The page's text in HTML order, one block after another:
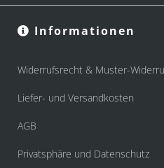
Informationen
Widerrufsrecht & Muster-
Liefer- und Versandkosten
AGB
Privatsphäre und Datenschutz